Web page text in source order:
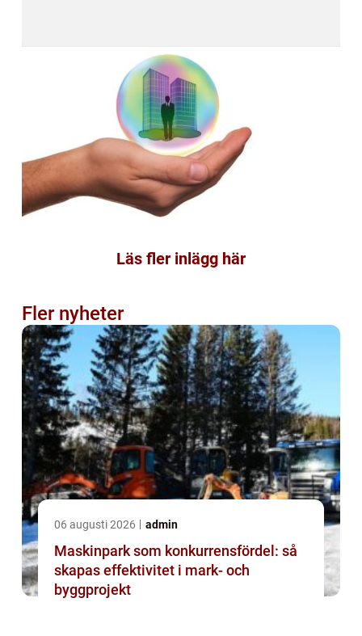
Läs fler inlägg här
Fler nyheter
06 augusti 2026 admin
Maskinpark som konkurrensfördel: så
skapas effektivitet i mark- och
byggprojekt